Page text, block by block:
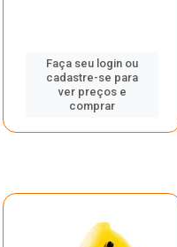
Faça seu login ou
cadastre-se para
ver preços e
comprar